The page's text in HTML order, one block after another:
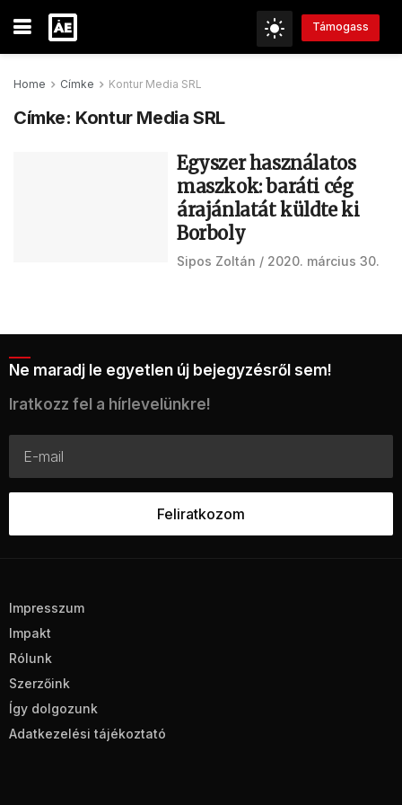
Támogass
Home Címke Kontur Media SRL
Címke: Kontur Media SRL
Egyszer használatos
maszkok: baráti cég
árajánlatát küldte ki
Borboly
Sipos Zoltán 2020. március 30.
Ne maradj le egyetlen új bejegyzésről sem!
Iratkozz fel a hírlevelünkre!
Impresszum
Impakt
Rólunk
Szerzőink
Így dolgozunk
Adatkezelési tájékoztató